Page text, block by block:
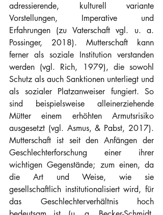
adressierende, kulturell variante
Vorstellungen, Imperative und
Erfahrungen (zu Vaterschaft vgl. u. a.
Possinger, 2018). Mutterschaft kann
ferner als soziale Institution verstanden
werden (vgl. Rich, 1979), die sowohl
Schutz als auch Sanktionen unterliegt und
als sozialer Platzanweiser fungiert. So
sind beispielsweise alleinerziehende
Mütter einem erhöhten Armutsrisiko
ausgesetzt (vgl. Asmus, & Pabst, 2017).
Mutterschaft ist seit den Anfängen der
Geschlechterforschung einer ihrer
wichtigen Gegenstände; zum einen, da
die Art und Weise, wie sie
gesellschaftlich institutionalisiert wird, für
das Geschlechterverhältnis hoch